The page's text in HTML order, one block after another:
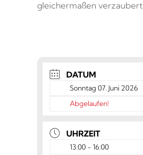
gleichermaßen verzaubert.
DATUM
Sonntag 07. Juni 2026
Abgelaufen!
UHRZEIT
13:00 - 16:00